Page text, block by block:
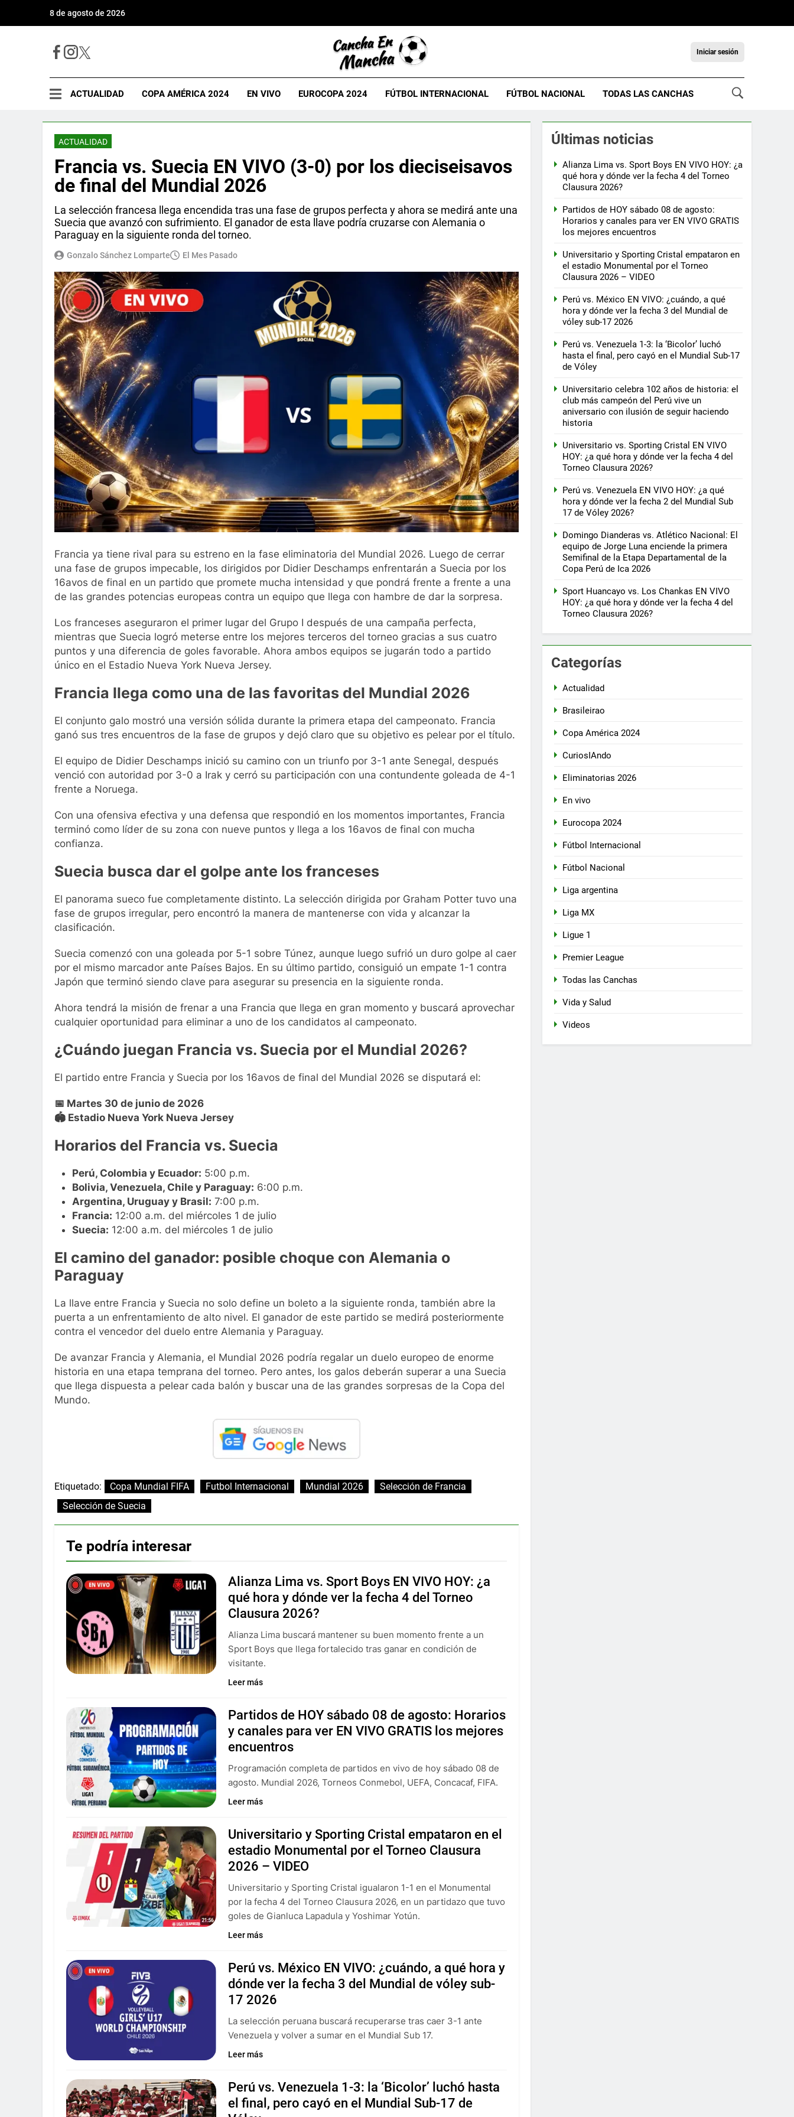
8 de agosto de 2026
Iniciar sesión
ACTUALIDAD COPA AMÉRICA 2024 EN VIVO EUROCOPA 2024 FÚTBOL INTERNACIONAL FÚTBOL NACIONAL TODAS LAS CANCHAS
ACTUALIDAD
Francia vs. Suecia EN VIVO (3-0) por los dieciseisavos
de final del Mundial 2026
La selección francesa llega encendida tras una fase de grupos perfecta y ahora se medirá ante una
Suecia que avanzó con sufrimiento. El ganador de esta llave podría cruzarse con Alemania o
Paraguay en la siguiente ronda del torneo.
Gonzalo Sánchez Lomparte El Mes Pasado
Francia ya tiene rival para su estreno en la fase eliminatoria del Mundial 2026. Luego de cerrar
una fase de grupos impecable, los dirigidos por Didier Deschamps enfrentarán a Suecia por los
16avos de final en un partido que promete mucha intensidad y que pondrá frente a frente a una
de las grandes potencias europeas contra un equipo que llega con hambre de dar la sorpresa.
Los franceses aseguraron el primer lugar del Grupo I después de una campaña perfecta,
mientras que Suecia logró meterse entre los mejores terceros del torneo gracias a sus cuatro
puntos y una diferencia de goles favorable. Ahora ambos equipos se jugarán todo a partido
único en el Estadio Nueva York Nueva Jersey.
Francia llega como una de las favoritas del Mundial 2026
El conjunto galo mostró una versión sólida durante la primera etapa del campeonato. Francia
ganó sus tres encuentros de la fase de grupos y dejó claro que su objetivo es pelear por el título.
El equipo de Didier Deschamps inició su camino con un triunfo por 3-1 ante Senegal, después
venció con autoridad por 3-0 a Irak y cerró su participación con una contundente goleada de 4-1
frente a Noruega.
Con una ofensiva efectiva y una defensa que respondió en los momentos importantes, Francia
terminó como líder de su zona con nueve puntos y llega a los 16avos de final con mucha
confianza.
Suecia busca dar el golpe ante los franceses
El panorama sueco fue completamente distinto. La selección dirigida por Graham Potter tuvo una
fase de grupos irregular, pero encontró la manera de mantenerse con vida y alcanzar la
clasificación.
Suecia comenzó con una goleada por 5-1 sobre Túnez, aunque luego sufrió un duro golpe al caer
por el mismo marcador ante Países Bajos. En su último partido, consiguió un empate 1-1 contra
Japón que terminó siendo clave para asegurar su presencia en la siguiente ronda.
Ahora tendrá la misión de frenar a una Francia que llega en gran momento y buscará aprovechar
cualquier oportunidad para eliminar a uno de los candidatos al campeonato.
¿Cuándo juegan Francia vs. Suecia por el Mundial 2026?
El partido entre Francia y Suecia por los 16avos de final del Mundial 2026 se disputará el:
📅 Martes 30 de junio de 2026
🏟️ Estadio Nueva York Nueva Jersey
Horarios del Francia vs. Suecia
Perú, Colombia y Ecuador: 5:00 p.m.
Bolivia, Venezuela, Chile y Paraguay: 6:00 p.m.
Argentina, Uruguay y Brasil: 7:00 p.m.
Francia: 12:00 a.m. del miércoles 1 de julio
Suecia: 12:00 a.m. del miércoles 1 de julio
El camino del ganador: posible choque con Alemania o
Paraguay
La llave entre Francia y Suecia no solo define un boleto a la siguiente ronda, también abre la
puerta a un enfrentamiento de alto nivel. El ganador de este partido se medirá posteriormente
contra el vencedor del duelo entre Alemania y Paraguay.
De avanzar Francia y Alemania, el Mundial 2026 podría regalar un duelo europeo de enorme
historia en una etapa temprana del torneo. Pero antes, los galos deberán superar a una Suecia
que llega dispuesta a pelear cada balón y buscar una de las grandes sorpresas de la Copa del
Mundo.
Etiquetado: Copa Mundial FIFA Futbol Internacional Mundial 2026
Selección de Francia
Selección de Suecia
Te podría interesar
Alianza Lima vs. Sport Boys EN VIVO HOY: ¿a
qué hora y dónde ver la fecha 4 del Torneo
Clausura 2026?
Alianza Lima buscará mantener su buen momento frente a un
Sport Boys que llega fortalecido tras ganar en condición de
visitante.
Leer más
Partidos de HOY sábado 08 de agosto: Horarios
y canales para ver EN VIVO GRATIS los mejores
encuentros
Programación completa de partidos en vivo de hoy sábado 08 de
agosto. Mundial 2026, Torneos Conmebol, UEFA, Concacaf, FIFA.
Leer más
Universitario y Sporting Cristal empataron en el
estadio Monumental por el Torneo Clausura
2026 – VIDEO
Universitario y Sporting Cristal igualaron 1-1 en el Monumental
por la fecha 4 del Torneo Clausura 2026, en un partidazo que tuvo
goles de Gianluca Lapadula y Yoshimar Yotún.
Leer más
Perú vs. México EN VIVO: ¿cuándo, a qué hora y
dónde ver la fecha 3 del Mundial de vóley sub-
17 2026
La selección peruana buscará recuperarse tras caer 3-1 ante
Venezuela y volver a sumar en el Mundial Sub 17.
Leer más
Perú vs. Venezuela 1-3: la ‘Bicolor’ luchó hasta
el final, pero cayó en el Mundial Sub-17 de
Últimas noticias
Alianza Lima vs. Sport Boys EN VIVO HOY: ¿a
qué hora y dónde ver la fecha 4 del Torneo
Clausura 2026?
Partidos de HOY sábado 08 de agosto:
Horarios y canales para ver EN VIVO GRATIS
los mejores encuentros
Universitario y Sporting Cristal empataron en
el estadio Monumental por el Torneo
Clausura 2026 – VIDEO
Perú vs. México EN VIVO: ¿cuándo, a qué
hora y dónde ver la fecha 3 del Mundial de
vóley sub-17 2026
Perú vs. Venezuela 1-3: la ‘Bicolor’ luchó
hasta el final, pero cayó en el Mundial Sub-17
de Vóley
Universitario celebra 102 años de historia: el
club más campeón del Perú vive un
aniversario con ilusión de seguir haciendo
historia
Universitario vs. Sporting Cristal EN VIVO
HOY: ¿a qué hora y dónde ver la fecha 4 del
Torneo Clausura 2026?
Perú vs. Venezuela EN VIVO HOY: ¿a qué
hora y dónde ver la fecha 2 del Mundial Sub
17 de Vóley 2026?
Domingo Dianderas vs. Atlético Nacional: El
equipo de Jorge Luna enciende la primera
Semifinal de la Etapa Departamental de la
Copa Perú de Ica 2026
Sport Huancayo vs. Los Chankas EN VIVO
HOY: ¿a qué hora y dónde ver la fecha 4 del
Torneo Clausura 2026?
Categorías
Actualidad
Brasileirao
Copa América 2024
CuriosIAndo
Eliminatorias 2026
En vivo
Eurocopa 2024
Fútbol Internacional
Fútbol Nacional
Liga argentina
Liga MX
Ligue 1
Premier League
Todas las Canchas
Vida y Salud
Videos